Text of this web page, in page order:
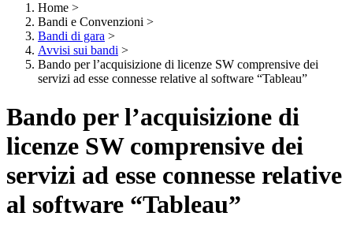
Home >
Bandi e Convenzioni >
Bandi di gara >
Avvisi sui bandi >
Bando per l’acquisizione di licenze SW comprensive dei
servizi ad esse connesse relative al software “Tableau”
Bando per l’acquisizione di
licenze SW comprensive dei
servizi ad esse connesse relative
al software “Tableau”